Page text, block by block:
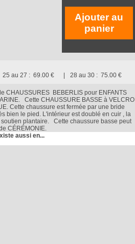
Ajouter au
panier
25 au 27 : 69.00 € 28 au 30 : 75.00 €
CHAUSSURES BEBERLIS pour ENFANTS
Cette CHAUSSURE BASSE à VELCRO
Cette chaussure est fermée par une bride
bien le pied. L'intérieur est doublé en cuir , la
plantaire. Cette chaussure basse peut
de CÉRÉMONIE.
aussi en...